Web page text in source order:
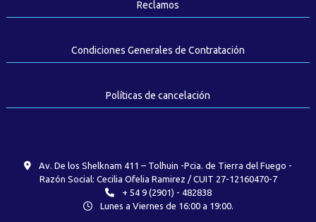
Reclamos
Condiciones Generales de Contratación
Políticas de cancelación
Av. De los Shelknam 411 – Tolhuin -Pcia. de Tierra del Fuego -
Razón Social: Cecilia Ofelia Ramirez / CUIT 27-12160470-7
+ 54 9 (2901) - 482838
Lunes a Viernes de 16:00 a 19:00.